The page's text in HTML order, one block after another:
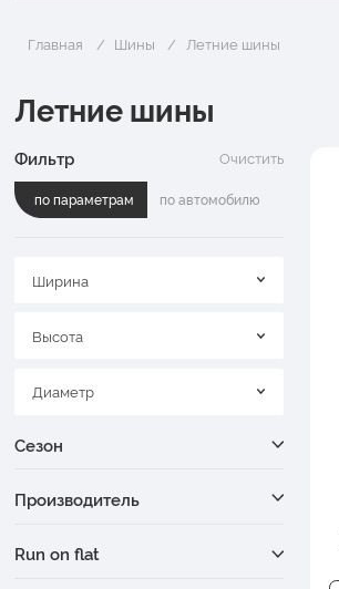
Главная Шины Летние шины
Летние шины
Фильтр Очистить
по параметрам по автомобилю
Ширина
Высота
Диаметр
Сезон
Производитель
Run on flat